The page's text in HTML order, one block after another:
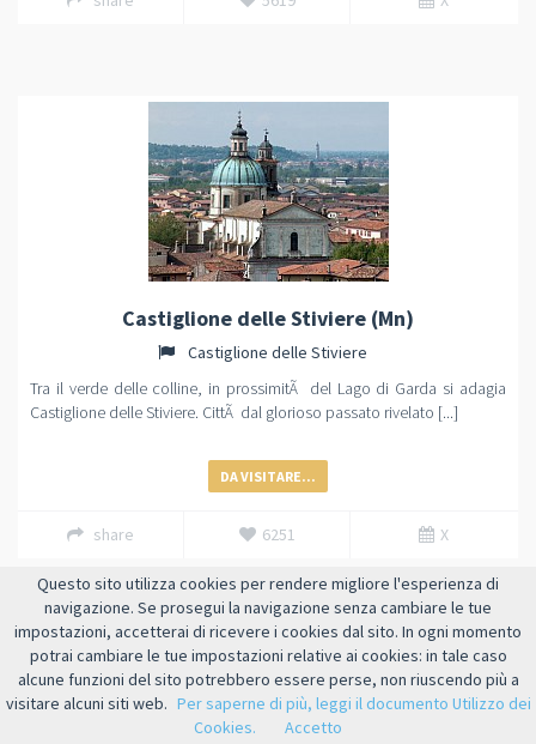
Castiglione delle Stiviere (Mn)
Castiglione delle Stiviere
Tra il verde delle colline, in prossimitÃ del Lago di Garda si adagia
Castiglione delle Stiviere. CittÃ dal glorioso passato rivelato [...]
DA VISITARE...
share 6251 X
Questo sito utilizza cookies per rendere migliore l'esperienza di
navigazione. Se prosegui la navigazione senza cambiare le tue
impostazioni, accetterai di ricevere i cookies dal sito. In ogni momento
potrai cambiare le tue impostazioni relative ai cookies: in tale caso
alcune funzioni del sito potrebbero essere perse, non riuscendo più a
visitare alcuni siti web. Per saperne di più, leggi il documento Utilizzo dei
Cookies.
Accetto